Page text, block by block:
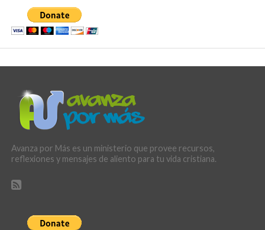
Avanza por Más es un ministerio que provee recursos,
reflexiones y mensajes de aliento para tu vida cristiana.